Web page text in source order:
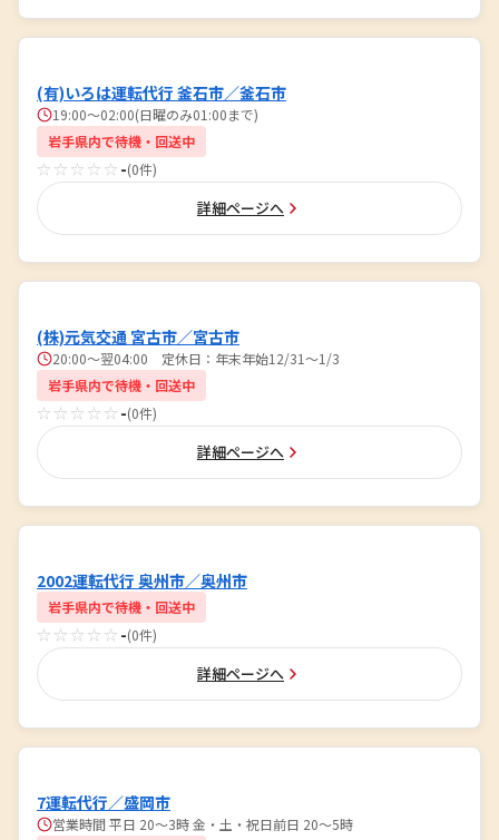
(有)いろは運転代行 釜石市／釜石市
19:00～02:00(日曜のみ01:00まで)
岩手県内で待機・回送中
☆☆☆☆☆ -(0件)
詳細ページへ
(株)元気交通 宮古市／宮古市
20:00～翌04:00 定休日：年末年始12/31～1/3
岩手県内で待機・回送中
☆☆☆☆☆ -(0件)
詳細ページへ
2002運転代行 奥州市／奥州市
岩手県内で待機・回送中
☆☆☆☆☆ -(0件)
詳細ページへ
7運転代行／盛岡市
営業時間 平日 20〜3時 金・土・祝日前日 20〜5時